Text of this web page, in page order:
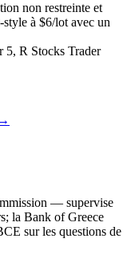
non restreinte et
à $6/lot avec un
5, R Stocks Trader
→
— supervise
la Bank of Greece
sur les questions de